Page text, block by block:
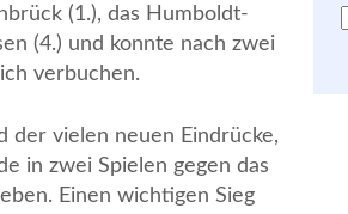
(1.), das Humboldt-
(4.) und konnte nach zwei
verbuchen.
der vielen neuen Eindrücke,
in zwei Spielen gegen das
Einen wichtigen Sieg